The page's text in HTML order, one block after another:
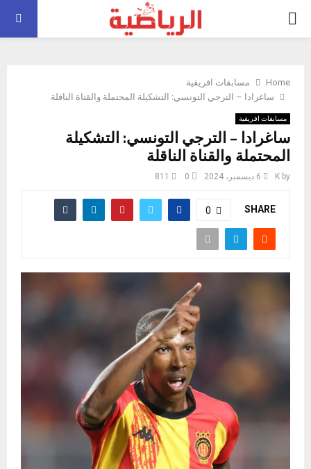
PRIMARY
Home
مسابقات افريقية
ساغرادا – الترجي التونسي: التشكيلة المحتملة والقناة الناقلة
مسابقات افريقية
ساغرادا – الترجي التونسي: التشكيلة
المحتملة والقناة الناقلة
by
K 6 ديسمبر، 2024 0
811
SHARE
0